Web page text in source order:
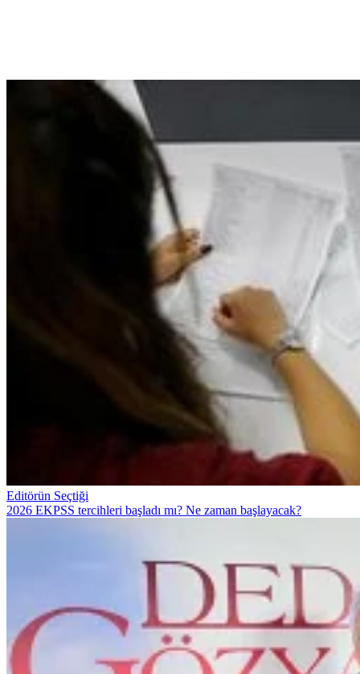
Editörün Seçtiği
2026 EKPSS tercihleri başladı mı? Ne zaman başlayacak?